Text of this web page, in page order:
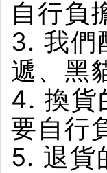
自行負
3. 我們
遞、黑
4. 換貨
要自行
5. 退貨